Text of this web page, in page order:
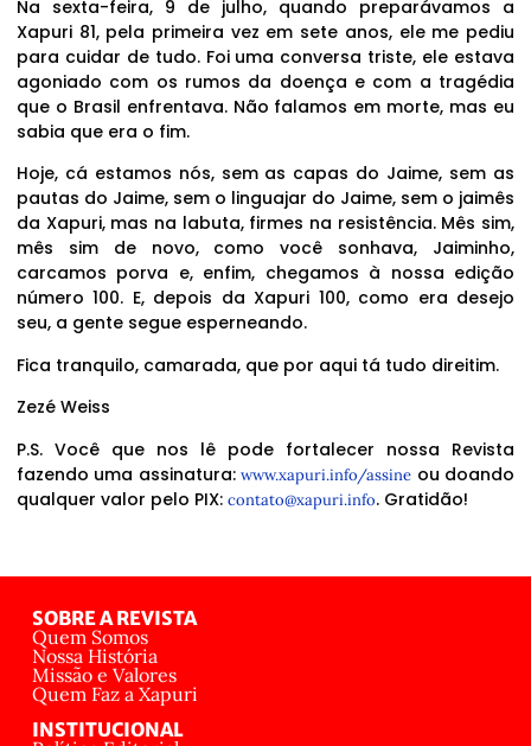
Na sexta-feira, 9 de julho, quando preparávamos a
Xapuri 81, pela primeira vez em sete anos, ele me pediu
para cuidar de tudo. Foi uma conversa triste, ele estava
agoniado com os rumos da doença e com a tragédia
que o Brasil enfrentava. Não falamos em morte, mas eu
sabia que era o fim.
Hoje, cá estamos nós, sem as capas do Jaime, sem as
pautas do Jaime, sem o linguajar do Jaime, sem o jaimês
da Xapuri, mas na labuta, firmes na resistência. Mês sim,
mês sim de novo, como você sonhava, Jaiminho,
carcamos porva e, enfim, chegamos à nossa edição
número 100. E, depois da Xapuri 100, como era desejo
seu, a gente segue esperneando.
Fica tranquilo, camarada, que por aqui tá tudo direitim.
Zezé Weiss
P.S. Você que nos lê pode fortalecer nossa Revista
fazendo uma assinatura:www.xapuri.info/assine ou doando
qualquer valor pelo PIX: contato@xapuri.info. Gratidão!
SOBRE A REVISTA
Quem Somos
Nossa História
Missão e Valores
Quem Faz a Xapuri
INSTITUCIONAL